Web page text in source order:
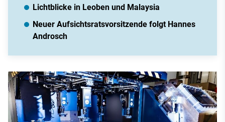
Lichtblicke in Leoben und Malaysia
Neuer Aufsichtsratsvorsitzende folgt Hannes
Androsch